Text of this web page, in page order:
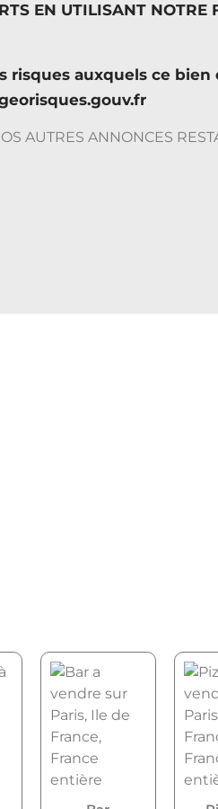
EN UTILISANT
risques auxquels ce